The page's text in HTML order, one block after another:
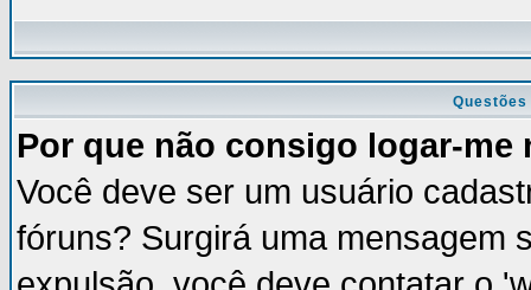
Por que não consigo logar-me
Você deve ser um usuário
fóruns? Surgirá uma mensagem